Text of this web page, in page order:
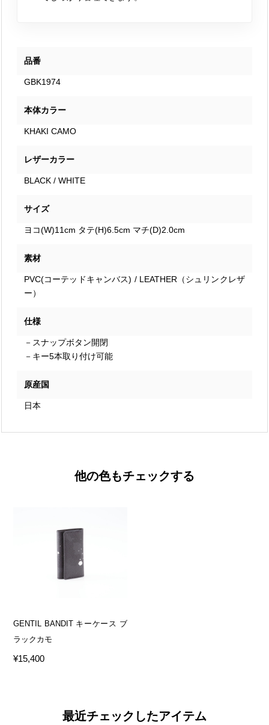
品番
GBK1974
本体カラー
KHAKI CAMO
レザーカラー
BLACK / WHITE
サイズ
ヨコ(W)11cm タテ(H)6.5cm マチ(D)2.0cm
素材
PVC(コーテッドキャンバス) / LEATHER（シュリンクレザ
ー）
仕様
－スナップボタン開閉
－キー5本取り付け可能
原産国
日本
他の色もチェックする
GENTIL BANDIT キーケース ブ
ラックカモ
¥15,400
最近チェックしたアイテム